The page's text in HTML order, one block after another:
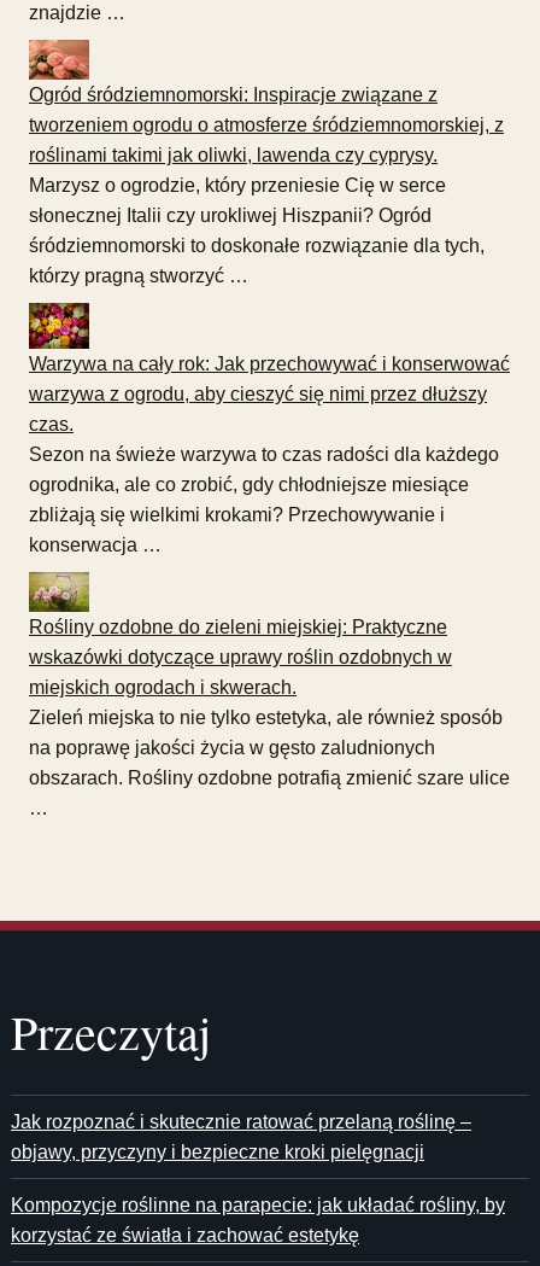
znajdzie …
Ogród śródziemnomorski: Inspiracje związane z
tworzeniem ogrodu o atmosferze śródziemnomorskiej, z
roślinami takimi jak oliwki, lawenda czy cyprysy.
Marzysz o ogrodzie, który przeniesie Cię w serce
słonecznej Italii czy urokliwej Hiszpanii? Ogród
śródziemnomorski to doskonałe rozwiązanie dla tych,
którzy pragną stworzyć …
Warzywa na cały rok: Jak przechowywać i konserwować
warzywa z ogrodu, aby cieszyć się nimi przez dłuższy
czas.
Sezon na świeże warzywa to czas radości dla każdego
ogrodnika, ale co zrobić, gdy chłodniejsze miesiące
zbliżają się wielkimi krokami? Przechowywanie i
konserwacja …
Rośliny ozdobne do zieleni miejskiej: Praktyczne
wskazówki dotyczące uprawy roślin ozdobnych w
miejskich ogrodach i skwerach.
Zieleń miejska to nie tylko estetyka, ale również sposób
na poprawę jakości życia w gęsto zaludnionych
obszarach. Rośliny ozdobne potrafią zmienić szare ulice
…
Przeczytaj
Jak rozpoznać i skutecznie ratować przelaną roślinę –
objawy, przyczyny i bezpieczne kroki pielęgnacji
Kompozycje roślinne na parapecie: jak układać rośliny, by
korzystać ze światła i zachować estetykę